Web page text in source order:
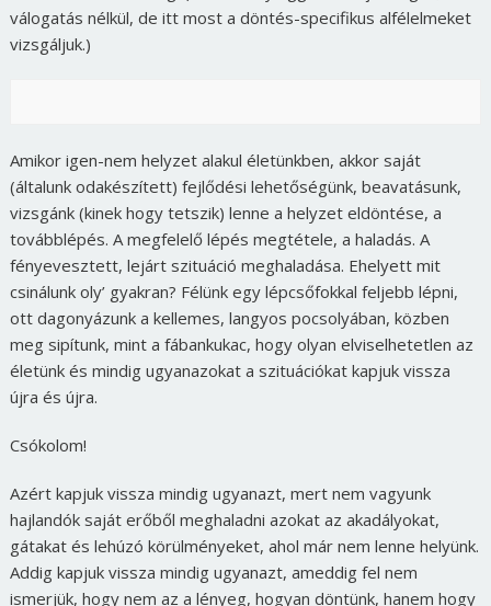
válogatás nélkül, de itt most a döntés-specifikus alfélelmeket
vizsgáljuk.)
Amikor igen-nem helyzet alakul életünkben, akkor saját
(általunk odakészített) fejlődési lehetőségünk, beavatásunk,
vizsgánk (kinek hogy tetszik) lenne a helyzet eldöntése, a
továbblépés. A megfelelő lépés megtétele, a haladás. A
fényevesztett, lejárt szituáció meghaladása. Ehelyett mit
csinálunk oly’ gyakran? Félünk egy lépcsőfokkal feljebb lépni,
ott dagonyázunk a kellemes, langyos pocsolyában, közben
meg sipítunk, mint a fábankukac, hogy olyan elviselhetetlen az
életünk és mindig ugyanazokat a szituációkat kapjuk vissza
újra és újra.
Csókolom!
Azért kapjuk vissza mindig ugyanazt, mert nem vagyunk
hajlandók saját erőből meghaladni azokat az akadályokat,
gátakat és lehúzó körülményeket, ahol már nem lenne helyünk.
Addig kapjuk vissza mindig ugyanazt, ameddig fel nem
ismerjük, hogy nem az a lényeg, hogyan döntünk, hanem hogy